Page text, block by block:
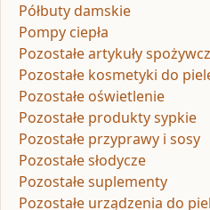
Półbuty damskie
Pompy ciepła
Pozostałe artykuły
Pozostałe kosmetyki do
Pozostałe oświetlenie
Pozostałe produkty sypkie
Pozostałe przyprawy i sosy
Pozostałe słodycze
Pozostałe suplementy
Pozostałe urządzenia do